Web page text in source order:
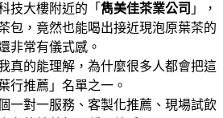
技大樓附近的「 雋美佳茶業公司 」，
包，竟然也能喝出接近現泡原葉茶的
非常有儀式感。
真的能理解，為什麼很多人都會把這
行推薦」名單之一。
一對一服務、客製化推薦、現場試飲